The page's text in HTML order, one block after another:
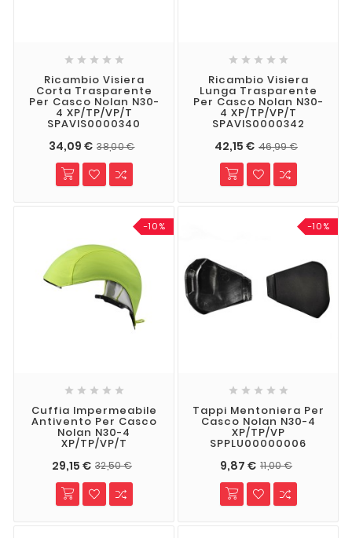
    
Ricambio Visiera
Corta Trasparente
Per Casco Nolan N30-
4 XP/TP/VP/T
SPAVIS0000340
34,09 € 38,00 €
    
Ricambio Visiera
Lunga Trasparente
Per Casco Nolan N30-
4 XP/TP/VP/T
SPAVIS0000342
42,15 € 46,99 €
-10%
    
Cuffia Impermeabile
Antivento Per Casco
Nolan N30-4
XP/TP/VP/T
29,15 € 32,50 €
-10%
    
Tappi Mentoniera Per
Casco Nolan N30-4
XP/TP/VP
SPPLU00000006
9,87 € 11,00 €